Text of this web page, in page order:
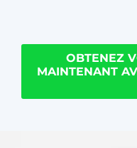
OBTENEZ
MAINTENANT